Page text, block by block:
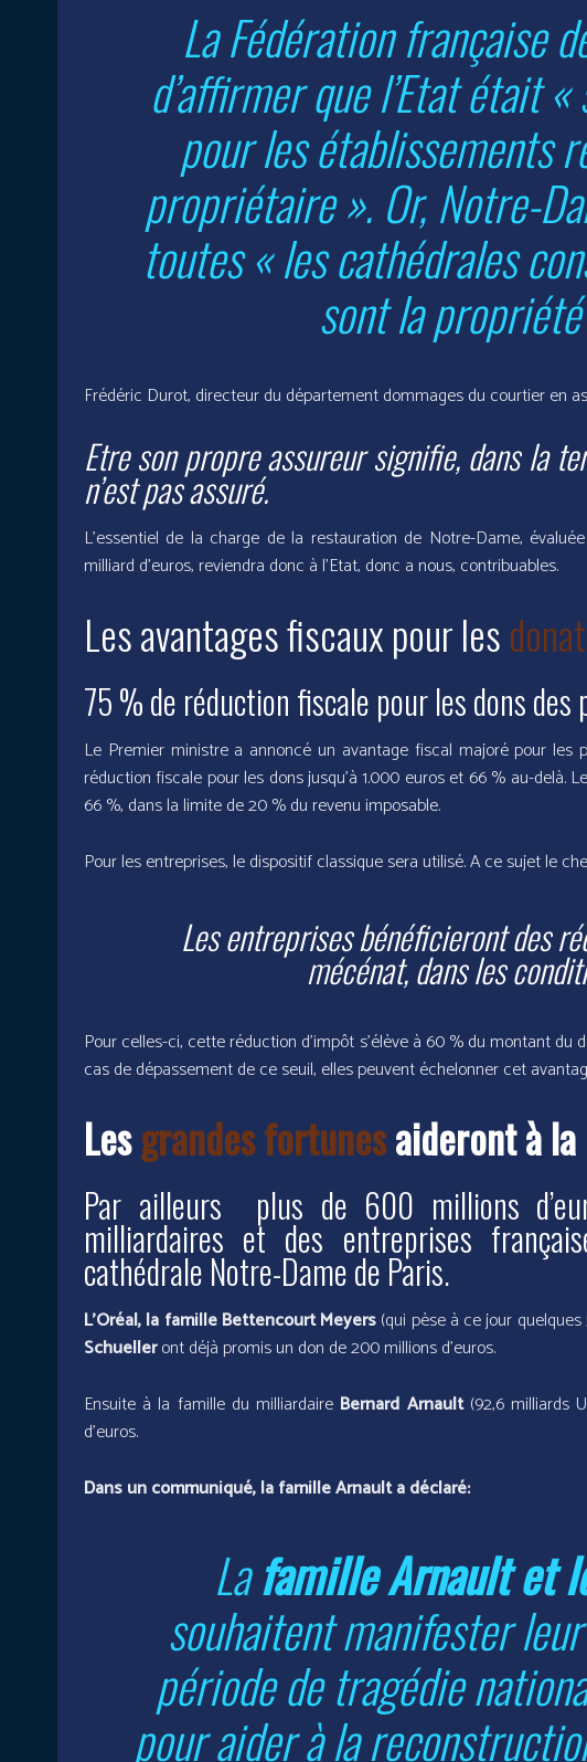
La Fédération française
d’affirmer que l’Etat était
pour les établissements
propriétaire ». Or, Notre-
toutes « les cathédrales
sont la propriété
Frédéric Durot, directeur du département dommages du courtier en
Etre son propre assureur signifie, dans la
n’est pas assuré.
L’essentiel de la charge de la restauration de Notre-Dame,
milliard d’euros, reviendra donc à l’Etat, donc a nous, contribuables.
Les avantages fiscaux pour les
75 % de réduction fiscale pour les dons
Le Premier ministre a annoncé un avantage fiscal majoré pour les
réduction fiscale pour les dons jusqu’à 1.000 euros et 66 % au-delà.
66 %, dans la limite de 20 % du revenu imposable.
Pour les entreprises, le dispositif classique sera utilisé. A ce sujet le
Les entreprises bénéficieront des
mécénat, dans les
Pour celles-ci, cette réduction d’impôt s’élève à 60 % du montant du
cas de dépassement de ce seuil, elles peuvent échelonner cet
Lesgrandes fortunesaideront à
Par ailleurs plus de 600 millions
milliardaires et des entreprises
cathédrale Notre-Dame de Paris.
L’Oréal, la famille Bettencourt Meyers(qui pèse à ce jour
Schuelleront déjà promis un don de 200 millions d’euros.
Ensuite à la famille du milliardaire Bernard Arnault(92,6 milliards
d’euros.
Dans un communiqué, la famille Arnault a déclaré:
LafamilleArnault et
souhaitent manifester
période de tragédie
pour aider à la